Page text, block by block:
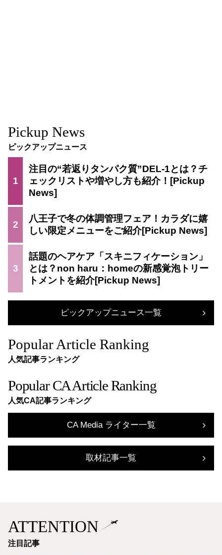
Pickup News
ピックアップニュース
1
注目の“若返りタンパク質”DEL-1とは？チ
ェックリストや増やし方も紹介！
2
八王子で冬の体調管理フェア！カラダに嬉
しい限定メニューをご紹介
3
話題のヘアケア「スキニフィケーション」
とは？non haru：homeの新感覚泡トリー
トメントを紹介
ピックアップニュース一覧
Popular Article Ranking
人気記事ランキング
Popular CA Article Ranking
人気CA記事ランキング
CA Media ライター一覧
取材記事一覧
ATTENTION
注目記事